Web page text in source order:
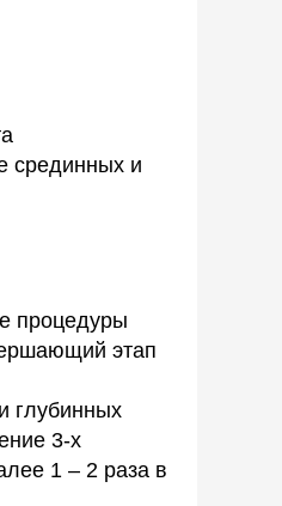
срединных и
процедуры
этап
глубинных
3-х
1 – 2 раза в